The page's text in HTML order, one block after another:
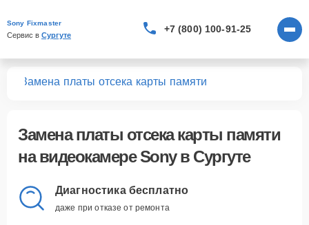
Sony Fixmaster
Сервис в Сургуте
+7 (800) 100-91-25
Замена платы отсека карты памяти
Замена платы отсека карты памяти
на видеокамере Sony в Сургуте
Диагностика бесплатно
даже при отказе от ремонта